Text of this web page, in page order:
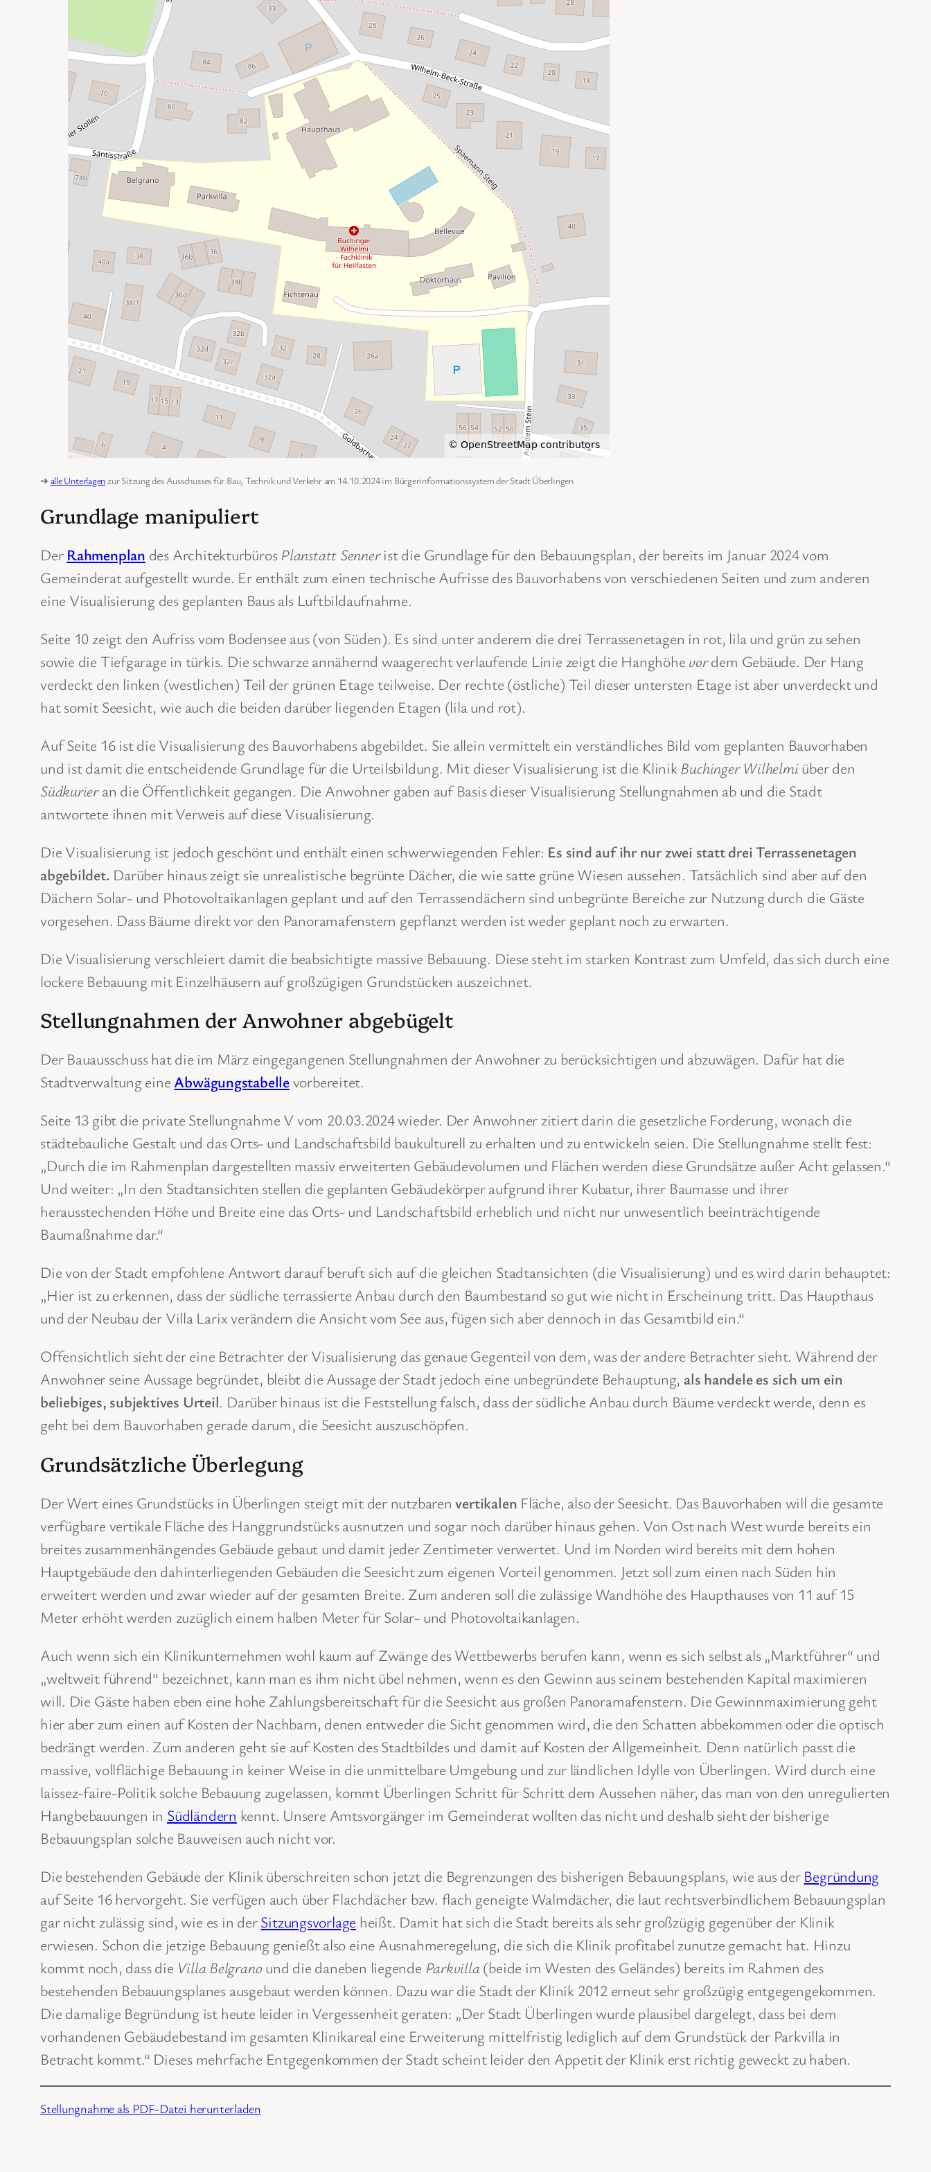
➔ alle Unterlagen zur Sitzung des Ausschusses für Bau, Technik und Verkehr am 14.10.2024 im Bürgerinformationssystem der Stadt Überlingen
Grundlage manipuliert
Der Rahmenplan des ArchitekturbürosPlanstatt Sennerist die Grundlage für den Bebauungsplan, der bereits im Januar 2024 vom
Gemeinderat aufgestellt wurde. Er enthält zum einen technische Aufrisse des Bauvorhabens von verschiedenen Seiten und zum anderen
eine Visualisierung des geplanten Baus als Luftbildaufnahme.
Seite 10 zeigt den Aufriss vom Bodensee aus (von Süden). Es sind unter anderem die drei Terrassenetagen in rot, lila und grün zu sehen
sowie die Tiefgarage in türkis. Die schwarze annähernd waagerecht verlaufende Linie zeigt die Hanghöhe vordem Gebäude. Der Hang
verdeckt den linken (westlichen) Teil der grünen Etage teilweise. Der rechte (östliche) Teil dieser untersten Etage ist aber unverdeckt und
hat somit Seesicht, wie auch die beiden darüber liegenden Etagen (lila und rot).
Auf Seite 16 ist die Visualisierung des Bauvorhabens abgebildet. Sie allein vermittelt ein verständliches Bild vom geplanten Bauvorhaben
und ist damit die entscheidende Grundlage für die Urteilsbildung. Mit dieser Visualisierung ist die Klinik Buchinger Wilhelmi über den
Südkurieran die Öffentlichkeit gegangen. Die Anwohner gaben auf Basis dieser Visualisierung Stellungnahmen ab und die Stadt
antwortete ihnen mit Verweis auf diese Visualisierung.
Die Visualisierung ist jedoch geschönt und enthält einen schwerwiegenden Fehler: Es sind auf ihr nur zwei statt drei Terrassenetagen
abgebildet. Darüber hinaus zeigt sie unrealistische begrünte Dächer, die wie satte grüne Wiesen aussehen. Tatsächlich sind aber auf den
Dächern Solar- und Photovoltaikanlagen geplant und auf den Terrassendächern sind unbegrünte Bereiche zur Nutzung durch die Gäste
vorgesehen. Dass Bäume direkt vor den Panoramafenstern gepflanzt werden ist weder geplant noch zu erwarten.
Die Visualisierung verschleiert damit die beabsichtigte massive Bebauung. Diese steht im starken Kontrast zum Umfeld, das sich durch eine
lockere Bebauung mit Einzelhäusern auf großzügigen Grundstücken auszeichnet.
Stellungnahmen der Anwohner abgebügelt
Der Bauausschuss hat die im März eingegangenen Stellungnahmen der Anwohner zu berücksichtigen und abzuwägen. Dafür hat die
Stadtverwaltung eineAbwägungstabellevorbereitet.
Seite 13 gibt die private Stellungnahme V vom 20.03.2024 wieder. Der Anwohner zitiert darin die gesetzliche Forderung, wonach die
städtebauliche Gestalt und das Orts- und Landschaftsbild baukulturell zu erhalten und zu entwickeln seien. Die Stellungnahme stellt fest:
„Durch die im Rahmenplan dargestellten massiv erweiterten Gebäudevolumen und Flächen werden diese Grundsätze außer Acht gelassen.“
Und weiter: „In den Stadtansichten stellen die geplanten Gebäudekörper aufgrund ihrer Kubatur, ihrer Baumasse und ihrer
herausstechenden Höhe und Breite eine das Orts- und Landschaftsbild erheblich und nicht nur unwesentlich beeinträchtigende
Baumaßnahme dar.“
Die von der Stadt empfohlene Antwort darauf beruft sich auf die gleichen Stadtansichten (die Visualisierung) und es wird darin behauptet:
„Hier ist zu erkennen, dass der südliche terrassierte Anbau durch den Baumbestand so gut wie nicht in Erscheinung tritt. Das Haupthaus
und der Neubau der Villa Larix verändern die Ansicht vom See aus, fügen sich aber dennoch in das Gesamtbild ein.“
Offensichtlich sieht der eine Betrachter der Visualisierung das genaue Gegenteil von dem, was der andere Betrachter sieht. Während der
Anwohner seine Aussage begründet, bleibt die Aussage der Stadt jedoch eine unbegründete Behauptung, als handele es sich um ein
beliebiges, subjektives Urteil. Darüber hinaus ist die Feststellung falsch, dass der südliche Anbau durch Bäume verdeckt werde, denn es
geht bei dem Bauvorhaben gerade darum, die Seesicht auszuschöpfen.
Grundsätzliche Überlegung
Der Wert eines Grundstücks in Überlingen steigt mit der nutzbarenvertikalen Fläche, also der Seesicht. Das Bauvorhaben will die gesamte
verfügbare vertikale Fläche des Hanggrundstücks ausnutzen und sogar noch darüber hinaus gehen. Von Ost nach West wurde bereits ein
breites zusammenhängendes Gebäude gebaut und damit jeder Zentimeter verwertet. Und im Norden wird bereits mit dem hohen
Hauptgebäude den dahinterliegenden Gebäuden die Seesicht zum eigenen Vorteil genommen. Jetzt soll zum einen nach Süden hin
erweitert werden und zwar wieder auf der gesamten Breite. Zum anderen soll die zulässige Wandhöhe des Haupthauses von 11 auf 15
Meter erhöht werden zuzüglich einem halben Meter für Solar- und Photovoltaikanlagen.
Auch wenn sich ein Klinikunternehmen wohl kaum auf Zwänge des Wettbewerbs berufen kann, wenn es sich selbst als „Marktführer“ und
„weltweit führend“ bezeichnet, kann man es ihm nicht übel nehmen, wenn es den Gewinn aus seinem bestehenden Kapital maximieren
will. Die Gäste haben eben eine hohe Zahlungsbereitschaft für die Seesicht aus großen Panoramafenstern. Die Gewinnmaximierung geht
hier aber zum einen auf Kosten der Nachbarn, denen entweder die Sicht genommen wird, die den Schatten abbekommen oder die optisch
bedrängt werden. Zum anderen geht sie auf Kosten des Stadtbildes und damit auf Kosten der Allgemeinheit. Denn natürlich passt die
massive, vollflächige Bebauung in keiner Weise in die unmittelbare Umgebung und zur ländlichen Idylle von Überlingen. Wird durch eine
laissez-faire-Politik solche Bebauung zugelassen, kommt Überlingen Schritt für Schritt dem Aussehen näher, das man von den unregulierten
Hangbebauungen in Südländern kennt. Unsere Amtsvorgänger im Gemeinderat wollten das nicht und deshalb sieht der bisherige
Bebauungsplan solche Bauweisen auch nicht vor.
Die bestehenden Gebäude der Klinik überschreiten schon jetzt die Begrenzungen des bisherigen Bebauungsplans, wie aus der Begründung
auf Seite 16 hervorgeht. Sie verfügen auch über Flachdächer bzw. flach geneigte Walmdächer, die laut rechtsverbindlichem Bebauungsplan
gar nicht zulässig sind, wie es in derSitzungsvorlage heißt. Damit hat sich die Stadt bereits als sehr großzügig gegenüber der Klinik
erwiesen. Schon die jetzige Bebauung genießt also eine Ausnahmeregelung, die sich die Klinik profitabel zunutze gemacht hat. Hinzu
kommt noch, dass die Villa Belgrano und die daneben liegende Parkvilla(beide im Westen des Geländes) bereits im Rahmen des
bestehenden Bebauungsplanes ausgebaut werden können. Dazu war die Stadt der Klinik 2012 erneut sehr großzügig entgegengekommen.
Die damalige Begründung ist heute leider in Vergessenheit geraten: „Der Stadt Überlingen wurde plausibel dargelegt, dass bei dem
vorhandenen Gebäudebestand im gesamten Klinikareal eine Erweiterung mittelfristig lediglich auf dem Grundstück der Parkvilla in
Betracht kommt.“ Dieses mehrfache Entgegenkommen der Stadt scheint leider den Appetit der Klinik erst richtig geweckt zu haben.
Stellungnahme als PDF-Datei herunterladen